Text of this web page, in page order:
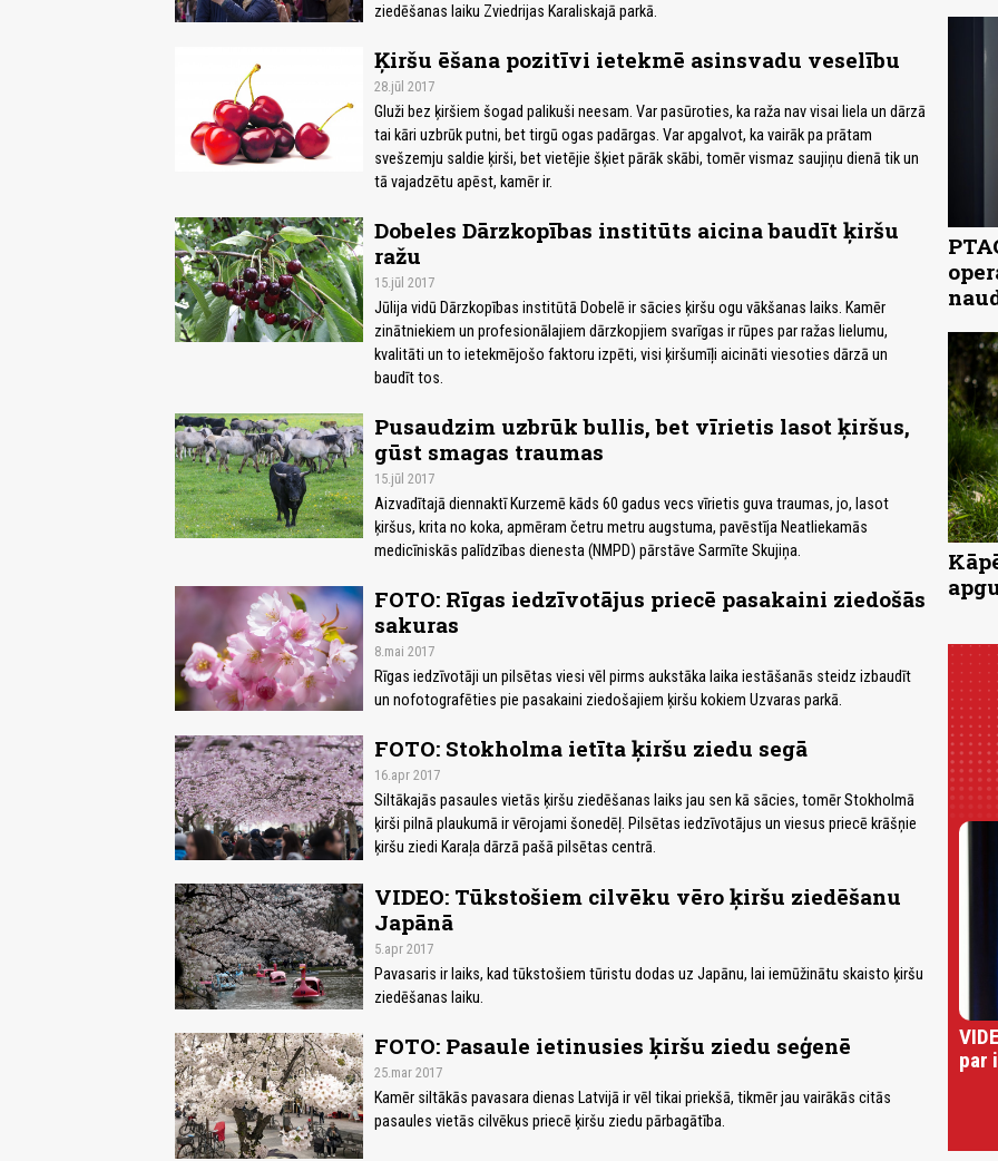
ziedēšanas laiku Zviedrijas Karaliskajā parkā.
Ķiršu ēšana pozitīvi ietekmē asinsvadu veselību
28.jūl 2017
Gluži bez ķiršiem šogad palikuši neesam. Var pasūroties, ka raža nav visai liela un dārzā
tai kāri uzbrūk putni, bet tirgū ogas padārgas. Var apgalvot, ka vairāk pa prātam
svešzemju saldie ķirši, bet vietējie šķiet pārāk skābi, tomēr vismaz saujiņu dienā tik un
tā vajadzētu apēst, kamēr ir.
Dobeles Dārzkopības institūts aicina baudīt ķiršu
ražu
15.jūl 2017
Jūlija vidū Dārzkopības institūtā Dobelē ir sācies ķiršu ogu vākšanas laiks. Kamēr
zinātniekiem un profesionālajiem dārzkopjiem svarīgas ir rūpes par ražas lielumu,
kvalitāti un to ietekmējošo faktoru izpēti, visi ķiršumīļi aicināti viesoties dārzā un
baudīt tos.
Pusaudzim uzbrūk bullis, bet vīrietis lasot ķiršus,
gūst smagas traumas
15.jūl 2017
Aizvadītajā diennaktī Kurzemē kāds 60 gadus vecs vīrietis guva traumas, jo, lasot
ķiršus, krita no koka, apmēram četru metru augstuma, pavēstīja Neatliekamās
medicīniskās palīdzības dienesta (NMPD) pārstāve Sarmīte Skujiņa.
FOTO: Rīgas iedzīvotājus priecē pasakaini ziedošās
sakuras
8.mai 2017
Rīgas iedzīvotāji un pilsētas viesi vēl pirms aukstāka laika iestāšanās steidz izbaudīt
un nofotografēties pie pasakaini ziedošajiem ķiršu kokiem Uzvaras parkā.
FOTO: Stokholma ietīta ķiršu ziedu segā
16.apr 2017
Siltākajās pasaules vietās ķiršu ziedēšanas laiks jau sen kā sācies, tomēr Stokholmā
ķirši pilnā plaukumā ir vērojami šonedēļ. Pilsētas iedzīvotājus un viesus priecē krāšņie
ķiršu ziedi Karaļa dārzā pašā pilsētas centrā.
VIDEO: Tūkstošiem cilvēku vēro ķiršu ziedēšanu
Japānā
5.apr 2017
Pavasaris ir laiks, kad tūkstošiem tūristu dodas uz Japānu, lai iemūžinātu skaisto ķiršu
ziedēšanas laiku.
FOTO: Pasaule ietinusies ķiršu ziedu seģenē
25.mar 2017
Kamēr siltākās pavasara dienas Latvijā ir vēl tikai priekšā, tikmēr jau vairākās citās
pasaules vietās cilvēkus priecē ķiršu ziedu pārbagātība.
par